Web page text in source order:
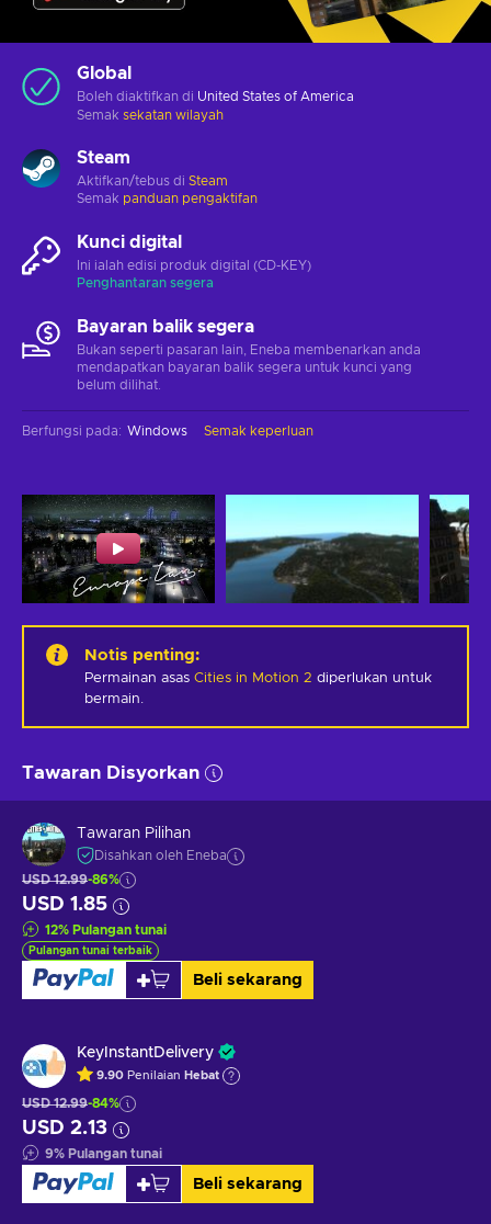
Global
Boleh diaktifkan di United States of America
Semak sekatan wilayah
Steam
Aktifkan/tebus di Steam
Semak panduan pengaktifan
Kunci digital
Ini ialah edisi produk digital (CD-KEY)
Penghantaran segera
Bayaran balik segera
Bukan seperti pasaran lain, Eneba membenarkan anda
mendapatkan bayaran balik segera untuk kunci yang
belum dilihat.
Berfungsi pada: Windows Semak keperluan
Notis penting:
Permainan asas Cities in Motion 2 diperlukan untuk
bermain.
Tawaran Disyorkan
Tawaran Pilihan
Disahkan oleh Eneba
USD 12.99-86%
USD 1.85
12% Pulangan tunai
Pulangan tunai terbaik
Beli sekarang
KeyInstantDelivery
9.90 Penilaian Hebat
USD 12.99-84%
USD 2.13
9% Pulangan tunai
Beli sekarang